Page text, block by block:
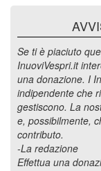
Se ti è piaciuto
InuoviVespri.it
una donazione. I
indipendente che
gestiscono. La
e, possibilmente,
contributo.
-La redazione
Effettua una